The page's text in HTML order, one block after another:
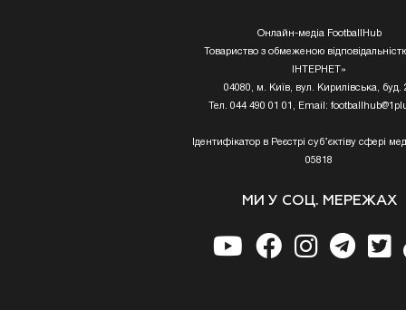
Онлайн-медіа FootballHub
Товариство з обмеженою
ІНТЕРНЕТ»
04080, м. Київ, вул. Кирилівська, буд.
Тел. 044 490 01 01, Email:
Ідентифікатор в Реєстрі суб’єктіву сфері
05818
МИ У СОЦ. МЕРЕЖАХ